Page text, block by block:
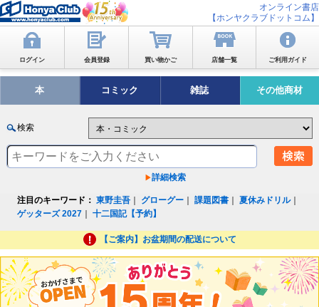
オンライン書店
【ホンヤクラブドットコム】
ログイン 会員登録 買い物かご 店舗一覧 ご利用ガイド
本 コミック 雑誌 その他商材
検索
詳細検索
注目のキーワード： 東野圭吾 グローグー ｜課題図書 ｜夏休みドリル｜
ゲッターズ 2027 ｜十二国記【予約】
【ご案内】お盆期間の配送について